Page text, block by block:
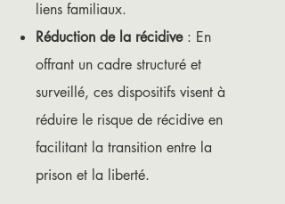
liens familiaux.
Réduction de la récidive : En
offrant un cadre structuré et
surveillé, ces dispositifs visent à
réduire le risque de récidive en
facilitant la transition entre la
prison et la liberté.